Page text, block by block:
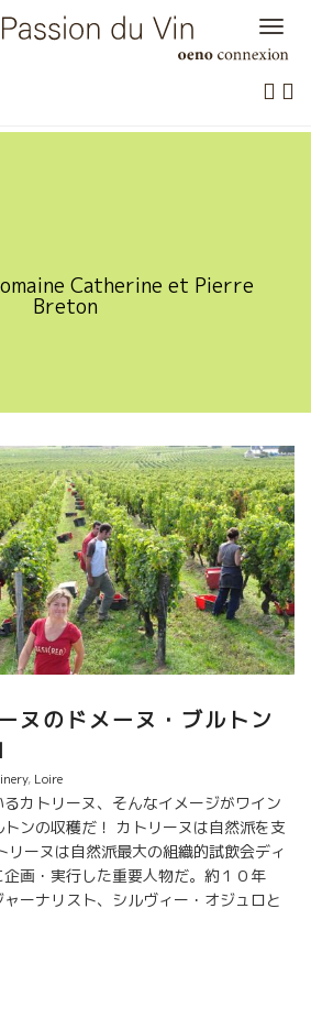
Catherine et Pierre
Breton
ヌのドメーヌ・ブルトン
, Loire
カトリーヌ、そんなイメージがワイン
ンの収穫だ！ カトリーヌは自然派を支
リーヌは自然派最大の組織的試飲会ディ
画・実行した重要人物だ。約１０年
ーナリスト、シルヴィー・オジュロと
月のロワールワイン見本市の時にオ